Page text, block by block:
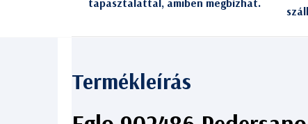
tapasztalattal, amiben megbízhat.